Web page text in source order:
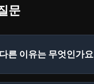
문
른 이유는 무엇인가